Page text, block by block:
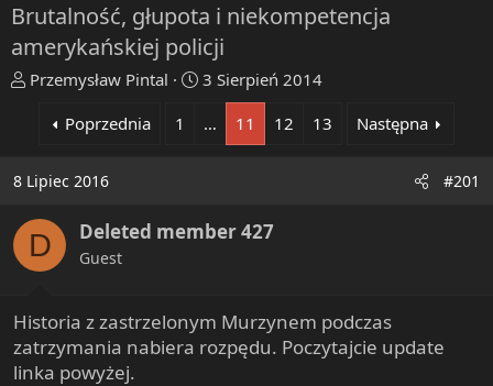
Brutalność, głupota i niekompetencja
amerykańskiej policji
T
a
d
s
t
a
e
r
Przemysław Pintal
R
z
ę
3 Sierpień 2014
Poprzednia
1 … 11 12 13 Następna
8 Lipiec 2016 #201
D Deleted member 427
Guest
Historia z zastrzelonym Murzynem podczas
zatrzymania nabiera rozpędu. Poczytajcie update
linka powyżej.